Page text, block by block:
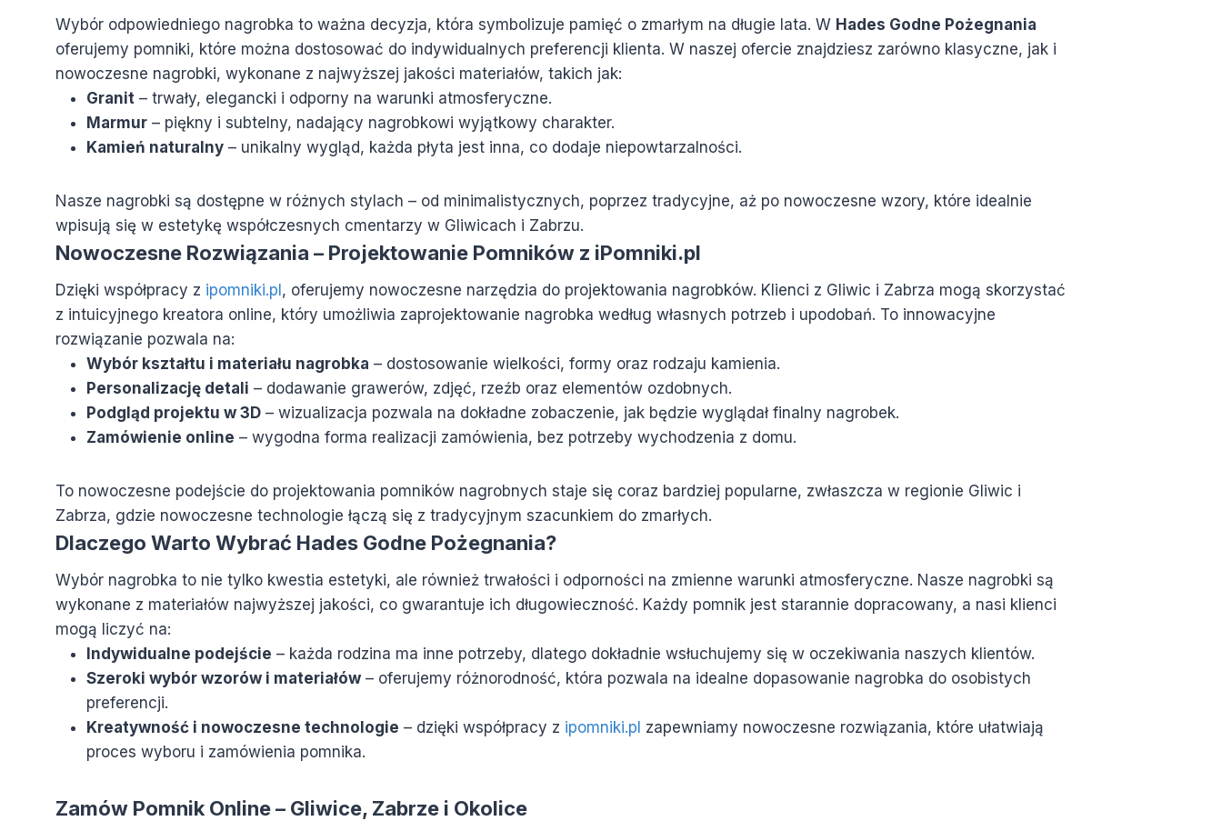
Wybór odpowiedniego nagrobka to ważna decyzja, która symbolizuje pamięć o zmarłym na długie lata. W Hades Godne Pożegnania
oferujemy pomniki, które można dostosować do indywidualnych preferencji klienta. W naszej ofercie znajdziesz zarówno klasyczne, jak i
nowoczesne nagrobki, wykonane z najwyższej jakości materiałów, takich jak:
Granit – trwały, elegancki i odporny na warunki atmosferyczne.
Marmur – piękny i subtelny, nadający nagrobkowi wyjątkowy charakter.
Kamień naturalny – unikalny wygląd, każda płyta jest inna, co dodaje niepowtarzalności.
Nasze nagrobki są dostępne w różnych stylach – od minimalistycznych, poprzez tradycyjne, aż po nowoczesne wzory, które idealnie
wpisują się w estetykę współczesnych cmentarzy w Gliwicach i Zabrzu.
Nowoczesne Rozwiązania – Projektowanie Pomników z iPomniki.pl
Dzięki współpracy z ipomniki.pl, oferujemy nowoczesne narzędzia do projektowania nagrobków. Klienci z Gliwic i Zabrza mogą skorzystać
z intuicyjnego kreatora online, który umożliwia zaprojektowanie nagrobka według własnych potrzeb i upodobań. To innowacyjne
rozwiązanie pozwala na:
Wybór kształtu i materiału nagrobka – dostosowanie wielkości, formy oraz rodzaju kamienia.
Personalizację detali – dodawanie grawerów, zdjęć, rzeźb oraz elementów ozdobnych.
Podgląd projektu w 3D – wizualizacja pozwala na dokładne zobaczenie, jak będzie wyglądał finalny nagrobek.
Zamówienie online – wygodna forma realizacji zamówienia, bez potrzeby wychodzenia z domu.
To nowoczesne podejście do projektowania pomników nagrobnych staje się coraz bardziej popularne, zwłaszcza w regionie Gliwic i
Zabrza, gdzie nowoczesne technologie łączą się z tradycyjnym szacunkiem do zmarłych.
Dlaczego Warto Wybrać Hades Godne Pożegnania?
Wybór nagrobka to nie tylko kwestia estetyki, ale również trwałości i odporności na zmienne warunki atmosferyczne. Nasze nagrobki są
wykonane z materiałów najwyższej jakości, co gwarantuje ich długowieczność. Każdy pomnik jest starannie dopracowany, a nasi klienci
mogą liczyć na:
Indywidualne podejście – każda rodzina ma inne potrzeby, dlatego dokładnie wsłuchujemy się w oczekiwania naszych klientów.
Szeroki wybór wzorów i materiałów – oferujemy różnorodność, która pozwala na idealne dopasowanie nagrobka do osobistych
preferencji.
Kreatywność i nowoczesne technologie – dzięki współpracy z ipomniki.pl zapewniamy nowoczesne rozwiązania, które ułatwiają
proces wyboru i zamówienia pomnika.
Zamów Pomnik Online – Gliwice, Zabrze i Okolice